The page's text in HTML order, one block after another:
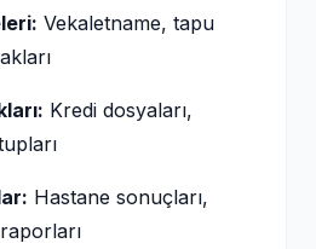
Vekaletname, tapu
Kredi dosyaları,
Hastane sonuçları,